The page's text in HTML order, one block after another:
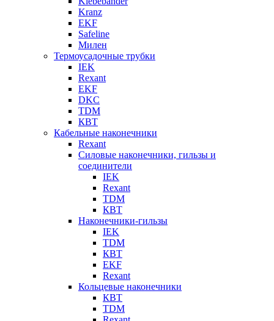
Kranz
EKF
Safeline
Милен
Термоусадочные трубки
IEK
Rexant
EKF
DKC
TDM
КВТ
Кабельные наконечники
Rexant
Силовые наконечники, гильзы и
соединители
IEK
Rexant
TDM
КВТ
Наконечники-гильзы
IEK
TDM
КВТ
EKF
Rexant
Кольцевые наконечники
КВТ
TDM